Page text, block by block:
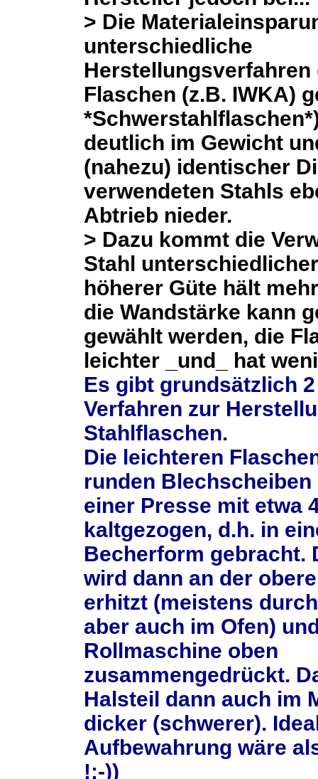
> Die
unterschiedliche
Herstellungsverfahren
Flaschen (z.B. IWKA)
deutlich im Gewicht
(nahezu) identischer
verwendeten Stahls
Abtrieb nieder.
> Dazu kommt die
Stahl
höherer Güte hält
die Wandstärke kann
gewählt werden, die
leichter _und_ hat
Es gibt grundsätzlich
Verfahren zur
Stahlflaschen.
Die leichteren
runden Blechscheiben
einer Presse mit etwa
kaltgezogen, d.h. in
Becherform gebracht.
wird dann an der
erhitzt (meistens
aber auch im Ofen)
Rollmaschine oben
zusammengedrückt.
Halsteil dann auch im
dicker (schwerer).
Aufbewahrung wäre
!:-))